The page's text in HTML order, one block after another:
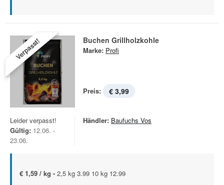
Verpasst! Buchen Grillholzkohle
Marke: Profi
Preis: € 3,99
Leider verpasst!
Gültig: 12.06. -
23.06.
Händler: Baufuchs Vos
€ 1,59 / kg - 2,5 kg 3.99 10 kg 12.99